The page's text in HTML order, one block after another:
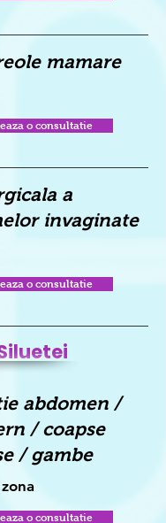
mamare
o consultatie
a
invaginate
o consultatie
abdomen /
/ coapse
/ gambe
o consultatie